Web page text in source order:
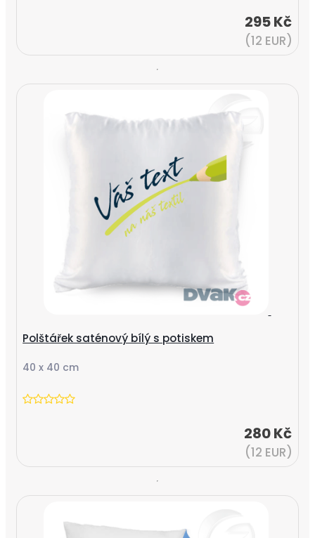
295 Kč
(12 EUR)
Polštářek saténový bílý s potiskem
40 x 40 cm
280 Kč
(12 EUR)